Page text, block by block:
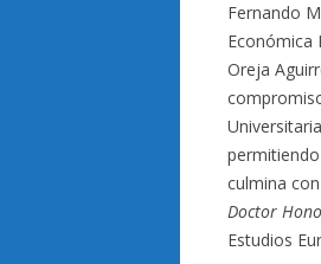
Fernando
Económica
Oreja
culmina
Doctor
Estudios